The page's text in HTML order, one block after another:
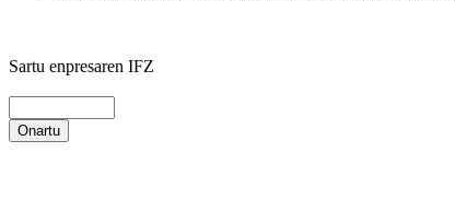
Sartu enpresaren IFZ